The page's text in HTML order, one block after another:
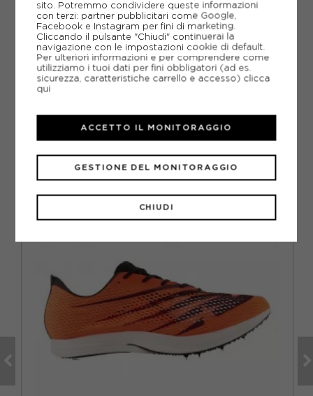
DOMANDE FREQUENTI
Come ordinare la taglia giusta?
Come scegliere la misura giusta delle
CONSIGLIATI DA NOI
sito. Potremmo condividere queste informazioni
con terzi: partner pubblicitari come Google,
Facebook e Instagram per fini di marketing.
Cliccando il pulsante "Chiudi" continuerai la
navigazione con le impostazioni cookie di default.
Per ulteriori informazioni e per comprendere come
utilizziamo i tuoi dati per fini obbligatori (ad es.
sicurezza, caratteristiche carrello e accesso) clicca
qui
CHIUDI
GESTIONE DEL MONITORAGGIO
ACCETTO IL MONITORAGGIO